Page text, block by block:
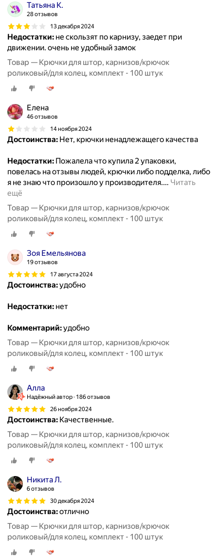
Татьяна К.
28 отзывов
13 декабря 2024
Недостатки: не скользят по карнизу, заедет при
движении. очень не удобный замок
Товар — Крючки для штор, карнизов/крючок
роликовый/для колец, комплект - 100 штук
Елена
46 отзывов
14 ноября 2024
Достоинства: Нет, крючки ненадлежащего качества
Недостатки: Пожалела что купила 2 упаковки,
повелась на отзывы людей, крючки либо подделка, либо
я не знаю что произошло у производителя.… Читать
ещё
Товар — Крючки для штор, карнизов/крючок
роликовый/для колец, комплект - 100 штук
Зоя Емельянова
19 отзывов
17 августа 2024
Достоинства:удобно
Недостатки: нет
Комментарий:удобно
Товар — Крючки для штор, карнизов/крючок
роликовый/для колец, комплект - 100 штук
Алла
Надёжный автор 186 отзывов
26 ноября 2024
Достоинства: Качественные.
Товар — Крючки для штор, карнизов/крючок
роликовый/для колец, комплект - 100 штук
Никита Л.
6 отзывов
30 декабря 2024
Достоинства:отлично
Товар — Крючки для штор, карнизов/крючок
роликовый/для колец, комплект - 100 штук